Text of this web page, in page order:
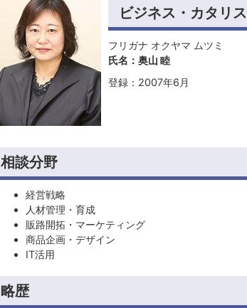
ビジネス・カタリ
フリガナ オクヤマ ムツミ
氏名：奥山 睦
登録：2007年6月
相談分野
経営戦略
人材管理・育成
販路開拓・マーケティング
商品企画・デザイン
IT活用
略歴